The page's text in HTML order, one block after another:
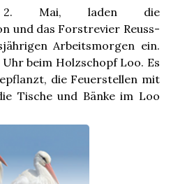
2. Mai, laden die
und das Forstrevier Reuss-
Arbeitsmorgen ein.
beim Holzschopf Loo. Es
die Feuerstellen mit
Tische und Bänke im Loo